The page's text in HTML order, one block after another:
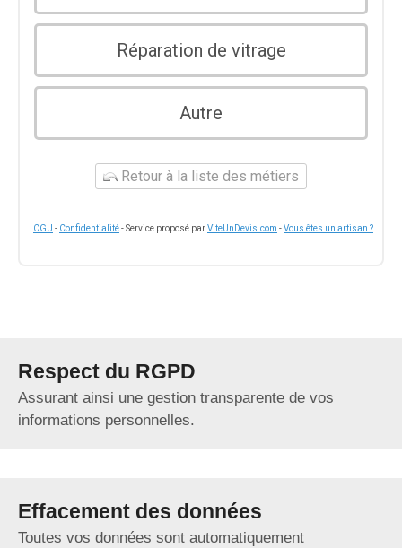
Réparation de vitrage
Autre
Retour à la liste des métiers
CGU - Confidentialité- Service proposé parViteUnDevis.com -Vous êtes un artisan ?
Respect du RGPD
Assurant ainsi une gestion transparente de vos
informations personnelles.
Effacement des données
Toutes vos données sont automatiquement